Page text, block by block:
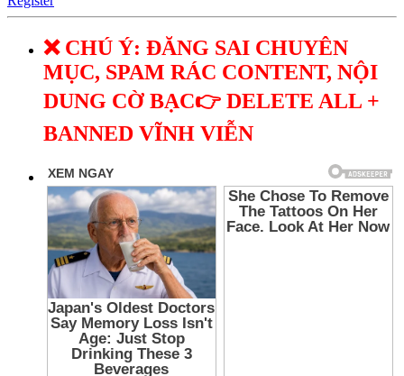
❌ CHÚ Ý: ĐĂNG SAI CHUYÊN
MỤC, SPAM RÁC CONTENT, NỘI
DUNG CỜ BẠC👉 DELETE ALL +
BANNED VĨNH VIỄN